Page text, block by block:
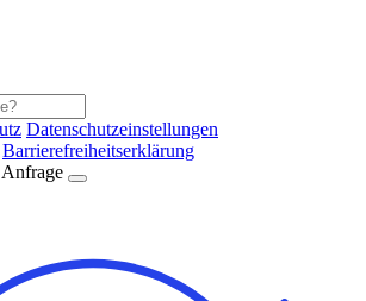
Datenschutzeinstellungen
Barrierefreiheitserklärung